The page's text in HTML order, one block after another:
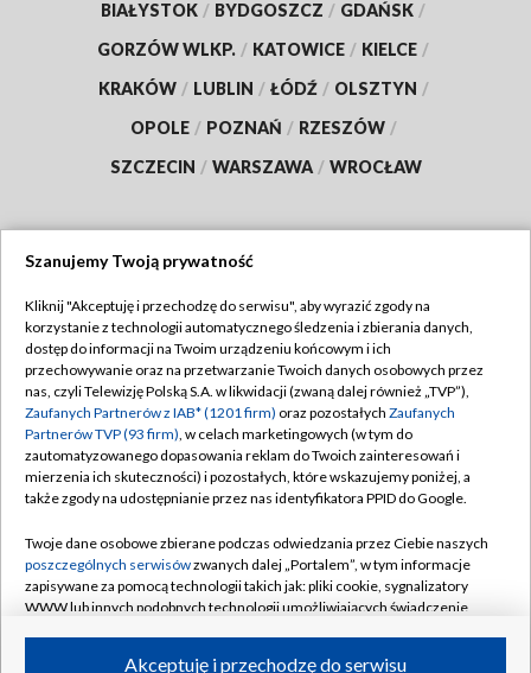
BIAŁYSTOK / BYDGOSZCZ / GDAŃSK /
GORZÓW WLKP. / KATOWICE / KIELCE /
KRAKÓW / LUBLIN / ŁÓDŹ / OLSZTYN /
OPOLE / POZNAŃ / RZESZÓW /
SZCZECIN / WARSZAWA / WROCŁAW
TVP
Abonament TVP
Emisja w TVP
Centrum informacji TVP
Naziemna Telewizja Cyfrowa
Rada Programowa
System NOS
Informacje o nadawcy
Regulamin TVP
Polityka prywatności
Moje zgody
Pomoc
Kontakt
Kanały
Szanujemy Twoją prywatność
Kliknij "Akceptuję i przechodzę do serwisu", aby wyrazić zgody na
korzystanie z technologii automatycznego śledzenia i zbierania danych,
dostęp do informacji na Twoim urządzeniu końcowym i ich
przechowywanie oraz na przetwarzanie Twoich danych osobowych przez
nas, czyli Telewizję Polską S.A. w likwidacji (zwaną dalej również „TVP”),
Zaufanych Partnerów z IAB* (1201 firm) oraz pozostałych Zaufanych
Partnerów TVP (93 firm), w celach marketingowych (w tym do
zautomatyzowanego dopasowania reklam do Twoich zainteresowań i
mierzenia ich skuteczności) i pozostałych, które wskazujemy poniżej, a
także zgody na udostępnianie przez nas identyfikatora PPID do Google.
Twoje dane osobowe zbierane podczas odwiedzania przez Ciebie naszych
poszczególnych serwisówzwanych dalej „Portalem”, w tym informacje
zapisywane za pomocą technologii takich jak: pliki cookie, sygnalizatory
WWW lub innych podobnych technologii umożliwiających świadczenie
Akceptuję i przechodzę do serwisu